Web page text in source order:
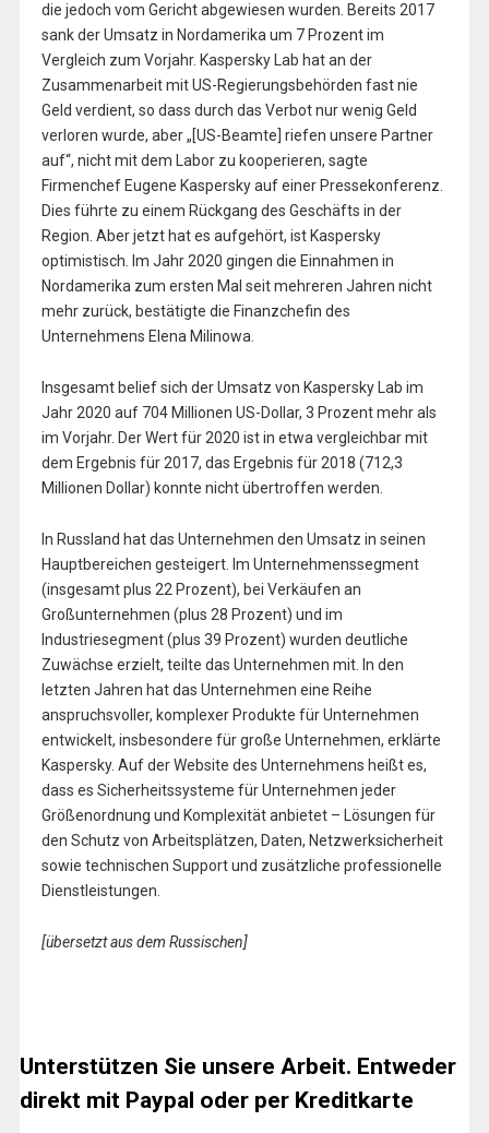
die jedoch vom Gericht abgewiesen wurden. Bereits 2017
sank der Umsatz in Nordamerika um 7 Prozent im
Vergleich zum Vorjahr. Kaspersky Lab hat an der
Zusammenarbeit mit US-Regierungsbehörden fast nie
Geld verdient, so dass durch das Verbot nur wenig Geld
verloren wurde, aber „[US-Beamte] riefen unsere Partner
auf“, nicht mit dem Labor zu kooperieren, sagte
Firmenchef Eugene Kaspersky auf einer Pressekonferenz.
Dies führte zu einem Rückgang des Geschäfts in der
Region. Aber jetzt hat es aufgehört, ist Kaspersky
optimistisch. Im Jahr 2020 gingen die Einnahmen in
Nordamerika zum ersten Mal seit mehreren Jahren nicht
mehr zurück, bestätigte die Finanzchefin des
Unternehmens Elena Milinowa.
Insgesamt belief sich der Umsatz von Kaspersky Lab im
Jahr 2020 auf 704 Millionen US-Dollar, 3 Prozent mehr als
im Vorjahr. Der Wert für 2020 ist in etwa vergleichbar mit
dem Ergebnis für 2017, das Ergebnis für 2018 (712,3
Millionen Dollar) konnte nicht übertroffen werden.
In Russland hat das Unternehmen den Umsatz in seinen
Hauptbereichen gesteigert. Im Unternehmenssegment
(insgesamt plus 22 Prozent), bei Verkäufen an
Großunternehmen (plus 28 Prozent) und im
Industriesegment (plus 39 Prozent) wurden deutliche
Zuwächse erzielt, teilte das Unternehmen mit. In den
letzten Jahren hat das Unternehmen eine Reihe
anspruchsvoller, komplexer Produkte für Unternehmen
entwickelt, insbesondere für große Unternehmen, erklärte
Kaspersky. Auf der Website des Unternehmens heißt es,
dass es Sicherheitssysteme für Unternehmen jeder
Größenordnung und Komplexität anbietet – Lösungen für
den Schutz von Arbeitsplätzen, Daten, Netzwerksicherheit
sowie technischen Support und zusätzliche professionelle
Dienstleistungen.
[übersetzt aus dem Russischen]
Unterstützen Sie unsere Arbeit. Entweder
direkt mit Paypal oder per Kreditkarte